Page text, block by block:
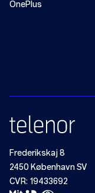
OnePlus
Frederikskaj 8
2450 København SV
CVR: 19433692